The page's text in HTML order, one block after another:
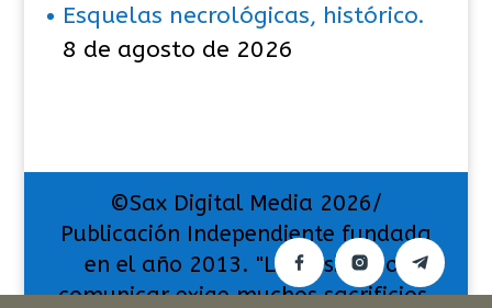
Esquelas necrológicas, histórico.
8 de agosto de 2026
©Sax Digital Media 2026/
Publicación Independiente fundada
en el año 2013. "La pasión por
comunicar exige muchos sacrificios,